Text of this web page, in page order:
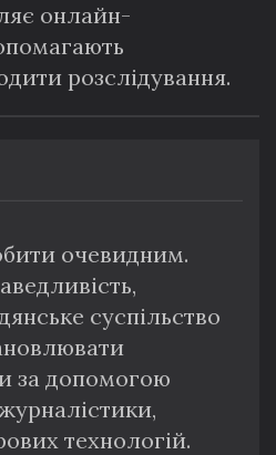
онлайн-
розслідування.
очевидним.
суспільство
за допомогою
технологій.